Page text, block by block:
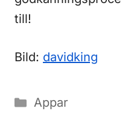
till!
Bild: davidking
Kategorier
Appar